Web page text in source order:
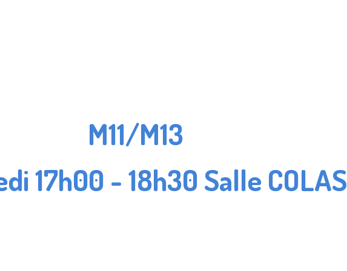
M11/M13
17h00 - 18h30 Salle COLAS